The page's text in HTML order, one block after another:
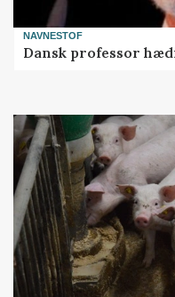
NAVNESTOF
Dansk professor